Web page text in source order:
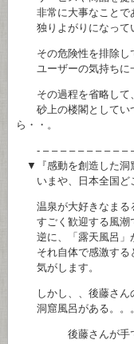
非常に大事なことで
独りよがりになって
その危険性を排除し
ユーザーの気持ちに一
その過程を省略して
砂上の楼閣としてい
ら・・。
- – – – – – – – – – –
▼『感動を創造した洞
いまや、日本全国ど
温泉が大好きなまる
すごく歓迎する風潮
逆に、「露天風呂」
それ自体で感激する
気がします。
しかし、、後藤さん
洞窟風呂がある。。
後藤さんが手で掘